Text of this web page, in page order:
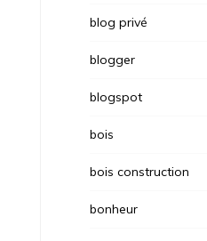
blog privé
blogger
blogspot
bois
bois construction
bonheur